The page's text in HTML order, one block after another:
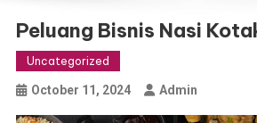
Peluang Bisnis Nasi
Uncategorized
October 11, 2024 Admin